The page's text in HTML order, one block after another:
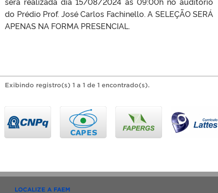
do Prédio Prof. José Carlos Fachinello. A SELEÇÃO SERÁ
APENAS NA FORMA PRESENCIAL.
Exibindo registro(s) 1 a 1 de 1 encontrado(s).
LOCALIZE A FAEM